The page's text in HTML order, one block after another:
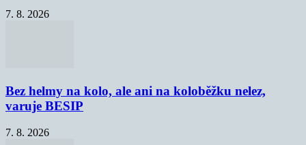
7. 8. 2026
Bez helmy na kolo, ale ani na koloběžku nelez,
varuje BESIP
7. 8. 2026